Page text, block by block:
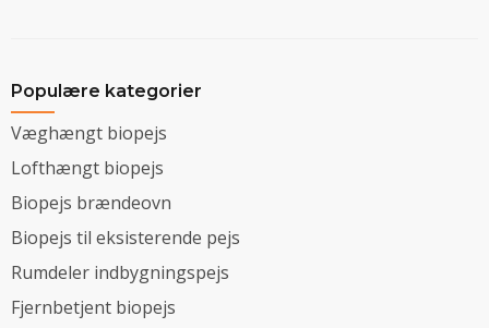
Populære kategorier
Væghængt biopejs
Lofthængt biopejs
Biopejs brændeovn
Biopejs til eksisterende pejs
Rumdeler indbygningspejs
Fjernbetjent biopejs